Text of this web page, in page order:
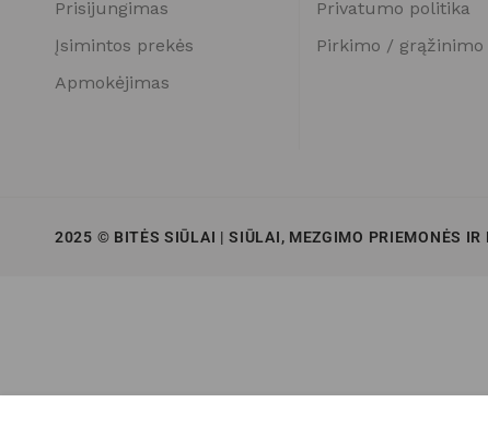
Prisijungimas
Įsimintos prekės
Apmokėjimas
Privatumo politika
Pirkimo / grąžinimo
2025 © BITĖS SIŪLAI | SIŪLAI, MEZGIMO PRIEMONĖS IR